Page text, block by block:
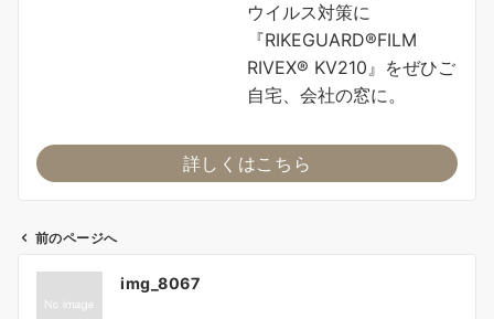
ウイルス対策に
『RIKEGUARD®FILM
RIVEX® KV210』をぜひご
自宅、会社の窓に。
詳しくはこちら
前のページへ
img_8067